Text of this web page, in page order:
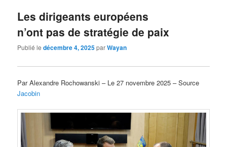
Les dirigeants européens
n’ont pas de stratégie de paix
Publié ledécembre 4, 2025parWayan
Par Alexandre Rochowanski – Le 27 novembre 2025 – Source
Jacobin